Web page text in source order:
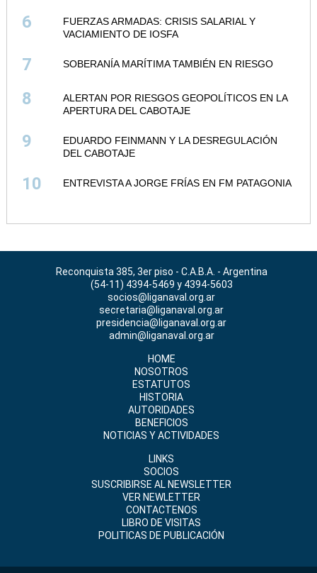
6
FUERZAS ARMADAS: CRISIS SALARIAL Y
VACIAMIENTO DE IOSFA
7 SOBERANÍA MARÍTIMA TAMBIÉN EN RIESGO
8
ALERTAN POR RIESGOS GEOPOLÍTICOS EN LA
APERTURA DEL CABOTAJE
9
EDUARDO FEINMANN Y LA DESREGULACIÓN
DEL CABOTAJE
10 ENTREVISTA A JORGE FRÍAS EN FM PATAGONIA
Reconquista 385, 3er piso - C.A.B.A. - Argentina
(54-11) 4394-5469 y 4394-5603
socios@liganaval.org.ar
secretaria@liganaval.org.ar
presidencia@liganaval.org.ar
admin@liganaval.org.ar
HOME
NOSOTROS
ESTATUTOS
HISTORIA
AUTORIDADES
BENEFICIOS
NOTICIAS Y ACTIVIDADES
LINKS
SOCIOS
SUSCRIBIRSE AL NEWSLETTER
VER NEWLETTER
CONTACTENOS
LIBRO DE VISITAS
POLITICAS DE PUBLICACIÓN